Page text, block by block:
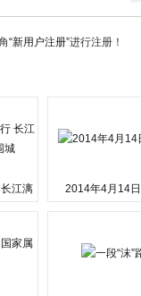
“新用户注册”进行注册！
江漓
2014年4月14